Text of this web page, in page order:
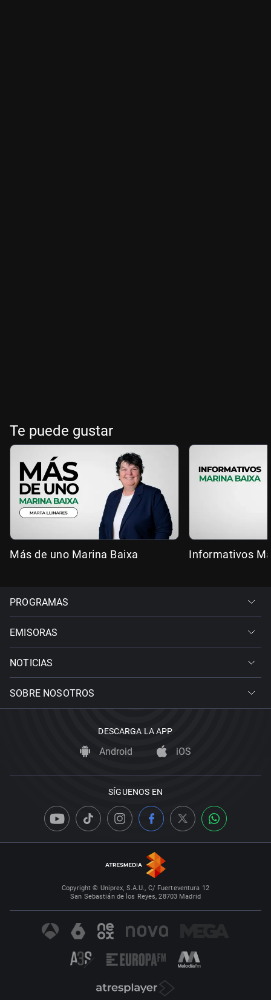
Te puede gustar
Más de uno Marina Baixa Informativos
PROGRAMAS
EMISORAS
NOTICIAS
SOBRE NOSOTROS
DESCARGA LA APP
Android iOS
SÍGUENOS EN
Copyright © Uniprex, S.A.U., C/ Fuerteventura 12
San Sebastián de los Reyes, 28703 Madrid